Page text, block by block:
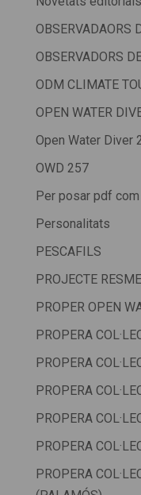
OBSERVADAORS
OBSERVADORS
ODM CLIMATE
OPEN WATER
Open Water Diver
OWD 257
Per posar pdf
Personalitats
PESCAFILS
PROJECTE
PROPER OPEN
PROPERA
PROPERA
PROPERA
PROPERA
PROPERA
PROPERA